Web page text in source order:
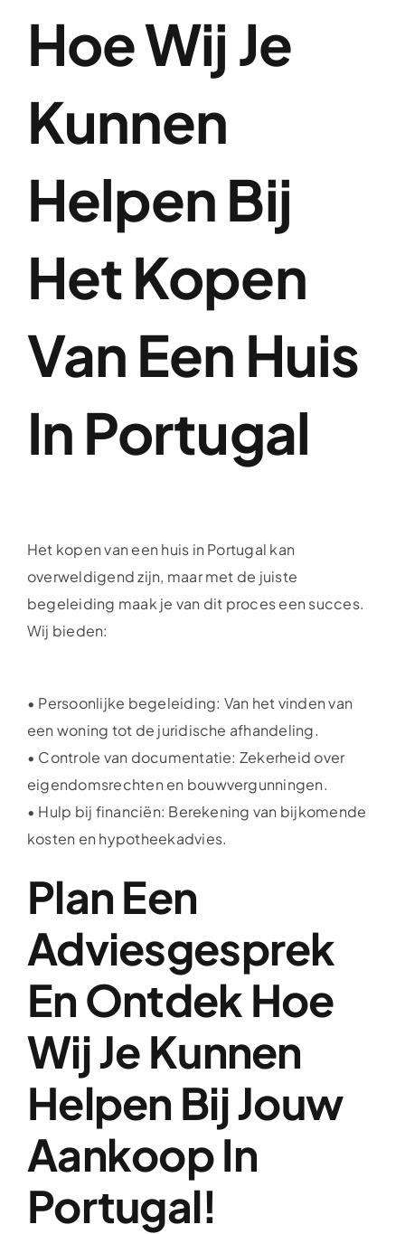
Hoe Wij Je
Kunnen
Helpen Bij
Het Kopen
Van Een Huis
In Portugal
Het kopen van een huis in Portugal kan
overweldigend zijn, maar met de juiste
begeleiding maak je van dit proces een succes.
Wij bieden:
• Persoonlijke begeleiding: Van het vinden van
een woning tot de juridische afhandeling.
• Controle van documentatie: Zekerheid over
eigendomsrechten en bouwvergunningen.
• Hulp bij financiën: Berekening van bijkomende
kosten en hypotheekadvies.
Plan Een
Adviesgesprek
En Ontdek Hoe
Wij Je Kunnen
Helpen Bij Jouw
Aankoop In
Portugal!